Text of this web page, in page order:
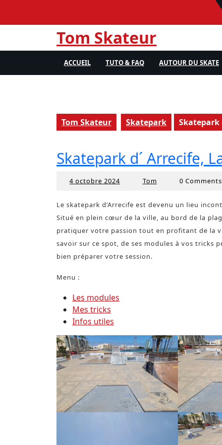
Tom Skateur
ACCUEIL TUTO & FAQ AUTOUR DU SKATE
Tom Skateur Skatepark Skatepark
Skatepark d´ Arrecife,
4 octobre 2024
2024
Tom 0
Le skatepark d’Arrecife est devenu un lieu
Situé en plein cœur de la ville, au bord de la
pratiquer votre passion tout en profitant de la
savoir sur ce spot, de ses modules à vos tricks
bien préparer votre session.
Menu :
Les modules
Mes tricks
Infos utiles